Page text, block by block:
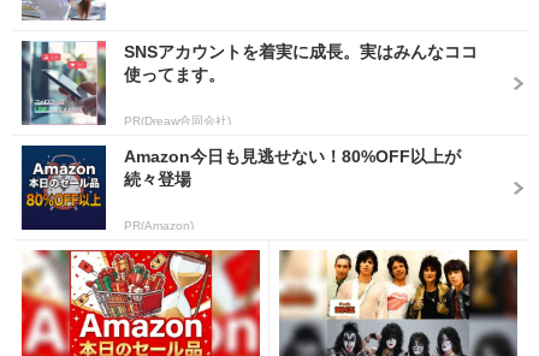
SNSアカウントを着実に成長。実はみんなココ
使ってます。
PR(Dreaw合同会社)
Amazon今日も見逃せない！80%OFF以上が
続々登場
PR(Amazon)